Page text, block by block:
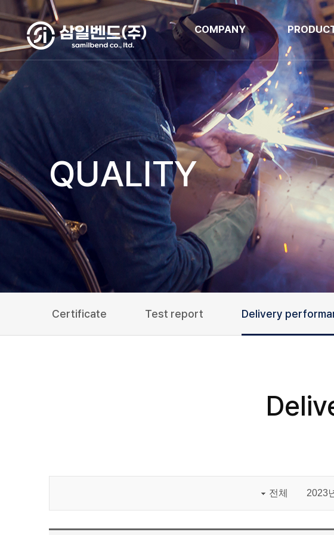
COMPANY
QUALITY
Certificate Test report Delivery
전체 2023